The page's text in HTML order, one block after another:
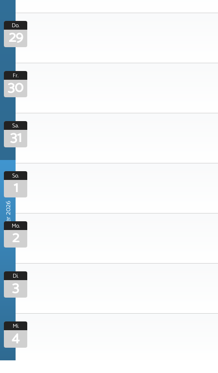
Do.
29
Fr.
30
Sa.
31
November 2026
So.
1
Mo.
2
Di.
3
Mi.
4